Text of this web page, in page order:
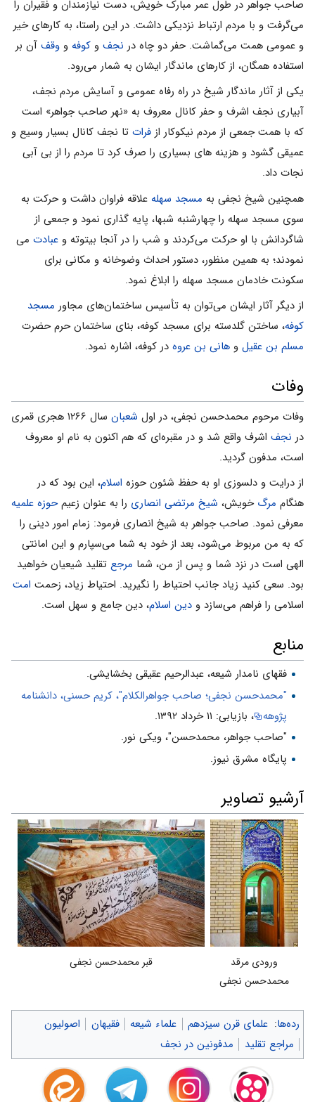
صاحب جواهر در طول عمر مبارک خویش، دست نیازمندان و فقیران را
می‌گرفت و با مردم ارتباط نزدیکی داشت. در این راستا، به کارهای خیر
و عمومی همت می‌گماشت. حفر دو چاه در نجف و کوفه و وقف آن بر
استفاده همگان، از کارهای ماندگار ایشان به شمار می‌رود.
یکی از آثار ماندگار شیخ در راه رفاه عمومى و آسایش مردم نجف،
آبیارى نجف اشرف و حفر کانال معروف به «نهر صاحب جواهر» است
که با همت جمعى از مردم نیکوکار از فرات تا نجف کانال بسیار وسیع و
عمیقى گشود و هزینه‏ هاى بسیارى را صرف کرد تا مردم را از بى آبى
نجات داد.
همچنین شیخ نجفی به مسجد سهله علاقه فراوان داشت و حرکت به
سوى مسجد سهله را چهارشنبه شبها، پایه ‏گذارى نمود و جمعى از
شاگردانش با او حرکت مى‌کردند و شب را در آنجا بیتوته و عبادت مى‏
نمودند؛ به همین منظور، دستور احداث وضوخانه و مکانی برای
سکونت خادمان مسجد سهله را ابلاغ نمود.
از دیگر آثار ایشان می‌‏توان به تأسیس ساختمان‌هاى مجاور مسجد
کوفه، ساختن گلدسته برای مسجد کوفه، بنای ساختمان حرم حضرت
مسلم بن عقیل و هانی بن عروه در کوفه، اشاره نمود.
وفات
وفات مرحوم محمدحسن نجفی، در اول شعبان
سال ۱۲۶۶ هجری قمری
در نجف اشرف واقع شد و در مقبره‌ای که هم اکنون به نام او معروف
است، مدفون گردید.
از درایت و دلسوزی او به حفظ شئون حوزه اسلام، این بود که در
هنگام مرگ خویش، شیخ ‌مرتضی انصاری را به عنوان زعیمحوزه علمیه
معرفی نمود. صاحب جواهر به شیخ انصارى فرمود: زمام امور دینى را
که به من مربوط مى‌شود، بعد از خود به شما مى‌سپارم و این امانتى
الهى است در نزد شما و پس از من، شما مرجع تقلید شیعیان خواهید
بود. سعى کنید زیاد جانب احتیاط را نگیرید. احتیاط زیاد، زحمت امت
اسلامى را فراهم مى‌سازد و دین اسلام، دین جامع و سهل است.
منابع
فقهای نامدار شیعه، عبدالرحیم عقیقی بخشایشی.
"محمدحسن نجفی؛ صاحب جواهرالکلام"، کریم حسنی، دانشنامه
پژوهه ، بازیابی: ۱۱ خرداد ۱۳۹۲.
"صاحب جواهر، محمدحسن"، ویکی نور.
پایگاه مشرق نیوز.
آرشیو تصاویر
ورودی مرقد
محمدحسن نجفی
قبر محمدحسن نجفی
رده‌ها: علمای قرن سیزدهم علماء شیعه فقیهان
اصولیون
مراجع تقلید
مدفونین در نجف